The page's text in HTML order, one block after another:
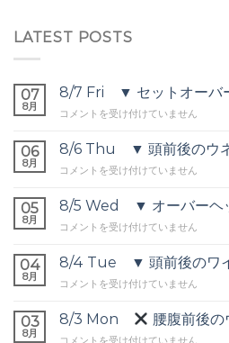
LATEST POSTS
07
8月
8/7 Fri ▼ セットオーバ
8/7
▼
ッ
オ
バ
ヘ
ッ
は
コメントを受け付けていません
06
8月
8/6 Thu ▼ 頭前後のウ
8/6
▼
前
の
ネ
は
コメントを受け付けていません
05
8月
8/5 Wed ▼ オーバーヘ
8/5
▼
ー
ー
コメントを受け付けていません
04
8月
8/4 Tue ▼ 頭前後のワ
8/4
▼
コメントを受け付けていません
03
8月
8/3 Mon 腰腹前後
8/3